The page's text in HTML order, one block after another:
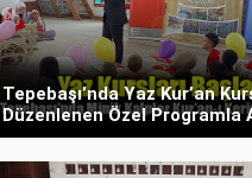
Tepebaşı’nda Yaz Kur’an
Düzenlenen Özel Programla